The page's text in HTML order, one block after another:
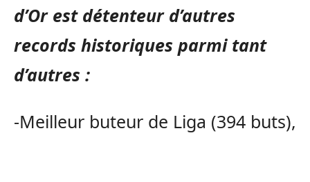
d’Or est détenteur d’autres
records historiques parmi tant
d’autres :
-Meilleur buteur de Liga (394 buts),